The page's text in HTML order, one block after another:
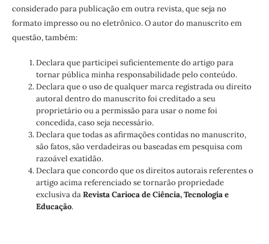
considerado para publicação em outra revista, que seja no
formato impresso ou no eletrônico. O autor do manuscrito em
questão, também:
Declara que participei suficientemente do artigo para
tornar pública minha responsabilidade pelo conteúdo.
Declara que o uso de qualquer marca registrada ou direito
autoral dentro do manuscrito foi creditado a seu
proprietário ou a permissão para usar o nome foi
concedida, caso seja necessário.
Declara que todas as afirmações contidas no manuscrito,
são fatos, são verdadeiras ou baseadas em pesquisa com
razoável exatidão.
Declara que concordo que os direitos autorais referentes o
artigo acima referenciado se tornarão propriedade
exclusiva daRevista Carioca de Ciência, Tecnologia e
Educação.